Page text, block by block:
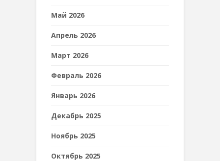
Май 2026
Апрель 2026
Март 2026
Февраль 2026
Январь 2026
Декабрь 2025
Ноябрь 2025
Октябрь 2025